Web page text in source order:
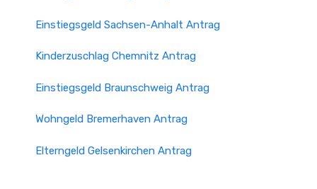
Einstiegsgeld Sachsen-Anhalt Antrag
Kinderzuschlag Chemnitz Antrag
Einstiegsgeld Braunschweig Antrag
Wohngeld Bremer­haven Antrag
Elterngeld Gelsenkirchen Antrag